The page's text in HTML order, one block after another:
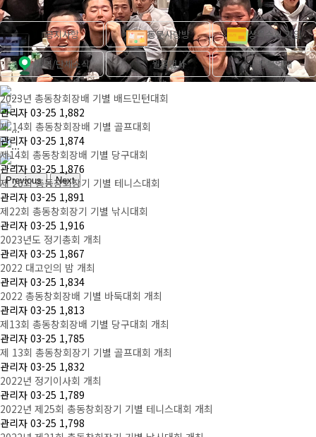
공지사항 동문사랑방 상록수회 가입
지역/단체소식 월중행사 동문업체
Previous Next
2023년 총동창회장배 기별 배드민턴대회
관리자 03-25 1,882
제 14회 총동창회장배 기별 골프대회
관리자 03-25 1,874
제14회 총동창회장배 기별 당구대회
관리자 03-25 1,876
제 26회 총동창회장기 기별 테니스대회
관리자 03-25 1,891
제22회 총동창회장기 기별 낚시대회
관리자 03-25 1,916
2023년도 정기총회 개최
관리자 03-25 1,867
2022 대고인의 밤 개최
관리자 03-25 1,834
2022 총동창회장배 기별 바둑대회 개최
관리자 03-25 1,813
제13회 총동창회장배 기별 당구대회 개최
관리자 03-25 1,785
제 13회 총동창회장기 기별 골프대회 개최
관리자 03-25 1,832
2022년 정기이사회 개최
관리자 03-25 1,789
2022년 제25회 총동창회장기 기별 테니스대회 개최
관리자 03-25 1,798